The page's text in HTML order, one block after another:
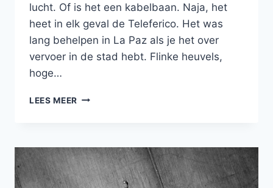
lucht. Of is het een kabelbaan. Naja, het
heet in elk geval de Teleferico. Het was
lang behelpen in La Paz als je het over
vervoer in de stad hebt. Flinke heuvels,
hoge…
LEES MEER LA
METER
HOOGTE
IN